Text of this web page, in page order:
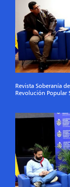
Revista Soberanía
Revolución Popular